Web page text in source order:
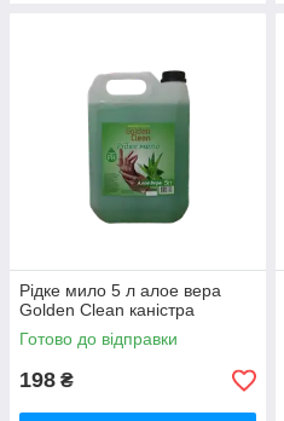
Рідке мило 5 л алое вера
Golden Clean каністра
Готово до відправки
198 ₴